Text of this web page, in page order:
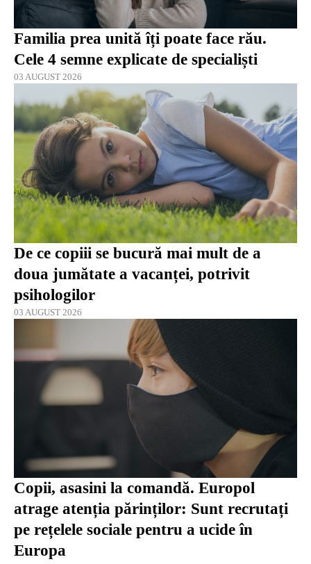
Familia prea unită îți poate face rău.
Cele 4 semne explicate de specialiști
03 AUGUST 2026
De ce copiii se bucură mai mult de a
doua jumătate a vacanței, potrivit
psihologilor
03 AUGUST 2026
Copii, asasini la comandă. Europol
atrage atenția părinților: Sunt recrutați
pe rețelele sociale pentru a ucide în
Europa